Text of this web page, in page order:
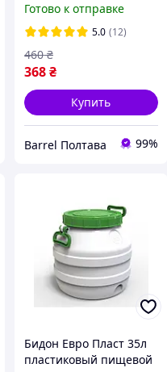
(без прокладки под
крышкой)
Готово к отправке
5.0 (12)
368₴
460 ₴
Купить
Barrel Полтава 99%
Бидон Евро Пласт 35л
пластиковый пищевой